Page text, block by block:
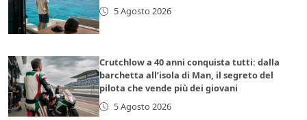
5 Agosto 2026
Crutchlow a 40 anni conquista tutti: dalla
barchetta all’isola di Man, il segreto del
pilota che vende più dei giovani
5 Agosto 2026